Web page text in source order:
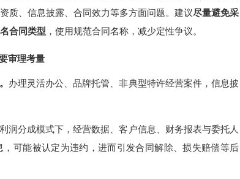
质、信息披露、合同效力等多方面问题。建议尽量避免采
合同类型 ，使用规范合同名称，减少定性争议。
审理考量
办理灵活办公、品牌托管、非典型特许经营案件，信息披
润分成模式下，经营数据、客户信息、财务报表与委托人
可能被认定为违约，进而引发合同解除、损失赔偿等后